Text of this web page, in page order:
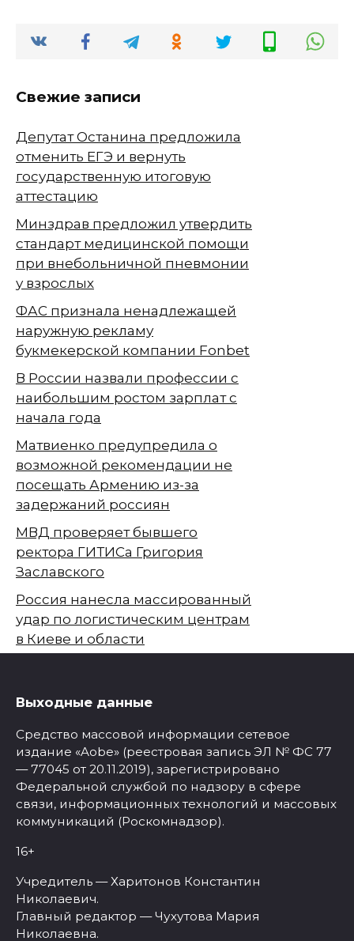
Свежие записи
Депутат Останина предложила
отменить ЕГЭ и вернуть
государственную итоговую
аттестацию
Минздрав предложил утвердить
стандарт медицинской помощи
при внебольничной пневмонии
у взрослых
ФАС признала ненадлежащей
наружную рекламу
букмекерской компании Fonbet
В России назвали профессии с
наибольшим ростом зарплат с
начала года
Матвиенко предупредила о
возможной рекомендации не
посещать Армению из-за
задержаний россиян
МВД проверяет бывшего
ректора ГИТИСа Григория
Заславского
Россия нанесла массированный
удар по логистическим центрам
в Киеве и области
Выходные данные
Средство массовой информации сетевое
издание «Aobe» (реестровая запись ЭЛ № ФС 77
— 77045 от 20.11.2019), зарегистрировано
Федеральной службой по надзору в сфере
связи, информационных технологий и массовых
коммуникаций (Роскомнадзор).
16+
Учредитель — Харитонов Константин
Николаевич.
Главный редактор — Чухутова Мария
Николаевна.